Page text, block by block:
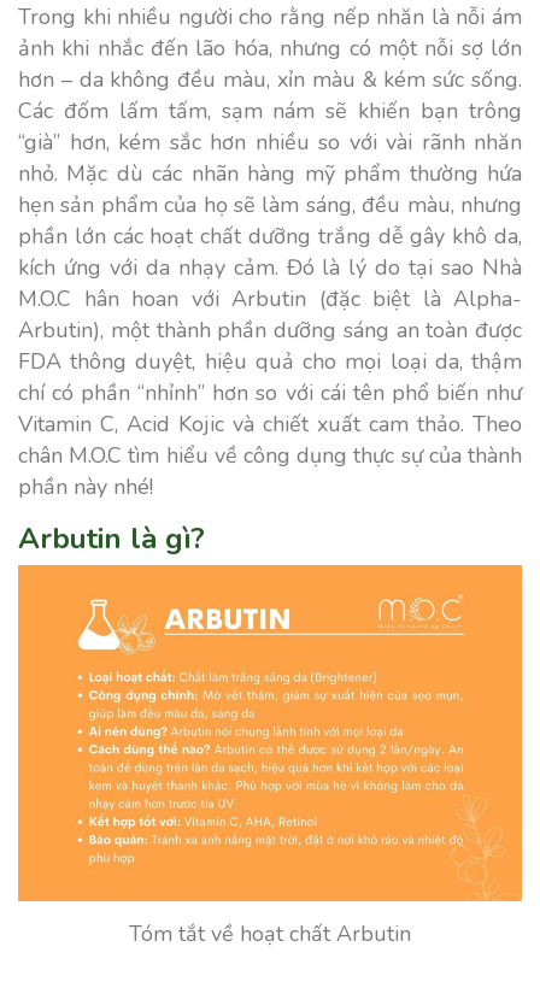
Trong khi nhiều người cho rằng nếp nhăn là nỗi ám
ảnh khi nhắc đến lão hóa, nhưng có một nỗi sợ lớn
hơn – da không đều màu, xỉn màu & kém sức sống.
Các đốm lấm tấm, sạm nám sẽ khiến bạn trông
“già” hơn, kém sắc hơn nhiều so với vài rãnh nhăn
nhỏ. Mặc dù các nhãn hàng mỹ phẩm thường hứa
hẹn sản phẩm của họ sẽ làm sáng, đều màu, nhưng
phần lớn các hoạt chất dưỡng trắng dễ gây khô da,
kích ứng với da nhạy cảm. Đó là lý do tại sao Nhà
M.O.C hân hoan với Arbutin (đặc biệt là Alpha-
Arbutin), một thành phần dưỡng sáng an toàn được
FDA thông duyệt, hiệu quả cho mọi loại da, thậm
chí có phần “nhỉnh” hơn so với cái tên phổ biến như
Vitamin C, Acid Kojic và chiết xuất cam thảo. Theo
chân M.O.C tìm hiểu về công dụng thực sự của thành
phần này nhé!
Arbutin là gì?
Tóm tắt về hoạt chất Arbutin